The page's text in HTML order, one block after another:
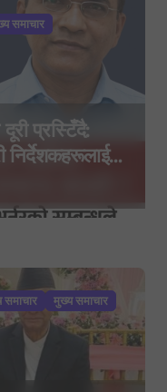
समाचार
प्रस्टिँदै:
निर्देशकहरूलाई
समाचार
मुख्य समाचार